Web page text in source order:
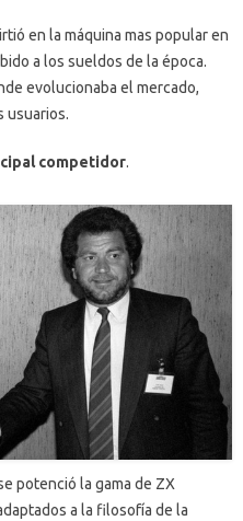
en la máquina mas popular en
a los sueldos de la época.
evolucionaba el mercado,
usuarios.
competidor.
potenció la gama de ZX
a la filosofía de la